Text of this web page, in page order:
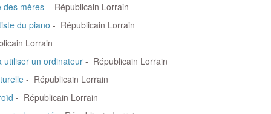
des mères - Républicain Lorrain
du piano - Républicain Lorrain
Lorrain
utiliser un ordinateur - Républicain Lorrain
- Républicain Lorrain
- Républicain Lorrain